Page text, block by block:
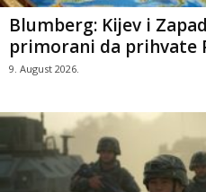
Blumberg: Kijev i
primorani da prihvate
9. August 2026.